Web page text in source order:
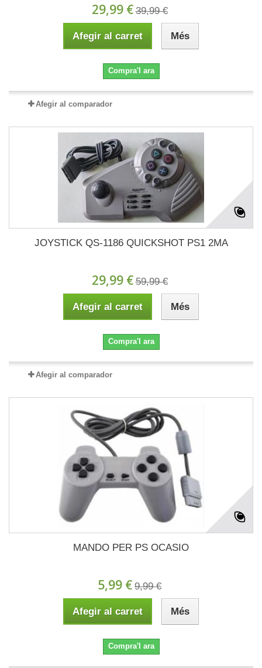
29,99 € 39,99 €
Afegir al carret Més
Compra'l ara
Afegir al comparador
JOYSTICK QS-1186 QUICKSHOT PS1 2MA
29,99 € 59,99 €
Afegir al carret Més
Compra'l ara
Afegir al comparador
MANDO PER PS OCASIO
5,99 € 9,99 €
Afegir al carret Més
Compra'l ara